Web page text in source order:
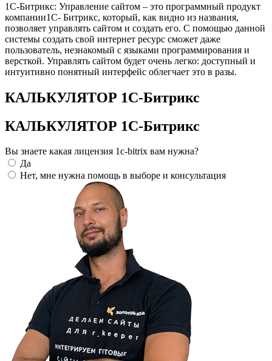
1С-Битрикс: Управление сайтом – это программный продукт
компании1С- Битрикс, который, как видно из названия,
позволяет управлять сайтом и создать его. С помощью данной
системы создать свой интернет ресурс сможет даже
пользователь, незнакомый с языками программирования и
версткой. Управлять сайтом будет очень легко: доступный и
интуитивно понятный интерфейс облегчает это в разы.
КАЛЬКУЛЯТОР 1С-Битрикс
КАЛЬКУЛЯТОР 1С-Битрикс
Вы знаете какая лицензия 1c-bitrix вам нужна?
Да
Нет, мне нужна помощь в выборе и консультация